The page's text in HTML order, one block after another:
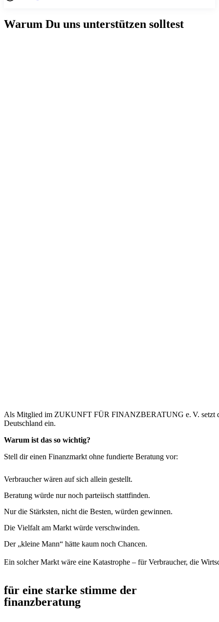
Warum Du uns unterstützen solltest
Als Mitglied im ZUKUNFT FÜR FINANZBERATUNG e. V. setzt
Deutschland ein.
Warum ist das so wichtig?
Stell dir einen Finanzmarkt ohne fundierte Beratung vor:
Verbraucher wären auf sich allein gestellt.
Beratung würde nur noch parteiisch stattfinden.
Nur die Stärksten, nicht die Besten, würden gewinnen.
Die Vielfalt am Markt würde verschwinden.
Der „kleine Mann“ hätte kaum noch Chancen.
Ein solcher Markt wäre eine Katastrophe – für Verbraucher, die
für eine starke stimme der
finanzberatung